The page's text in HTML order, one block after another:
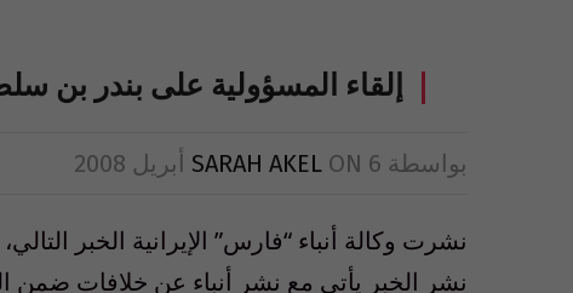
إلقاء المسؤولية على بندر بن
بواسطة SARAH AKEL ON 6 أبريل 2008
نشرت وكالة أنباء “فارس” الإيرانية الخبر
نشر الخبر يأتي مع نشر أنباء عن خلافات ضمن